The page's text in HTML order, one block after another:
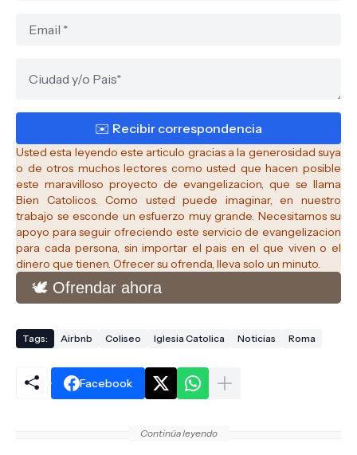
Usted esta leyendo este articulo gracias a la generosidad suya
o de otros muchos lectores como usted que hacen posible
este maravilloso proyecto de evangelizacion, que se llama
Bien Catolicos.Como usted puede imaginar, en nuestro
trabajo se esconde un esfuerzo muy grande. Necesitamos su
apoyo para seguir ofreciendo este servicio de evangelizacion
para cada persona, sin importar el pais en el que viven o el
dinero que tienen. Ofrecer su ofrenda, lleva solo un minuto.
🕊️ Ofrendar ahora
Tags: Airbnb Coliseo Iglesia Catolica Noticias Roma
Facebook
Continúa leyendo